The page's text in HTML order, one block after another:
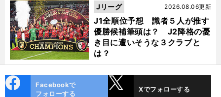
J1全順位予想 識者５人が推す
優勝候補筆頭は？ J2降格の憂
き目に遭いそうな３クラブと
は？
2026.08.06更新
Jリーグ
ok
Facebookで
フォローする
Xでフォローする